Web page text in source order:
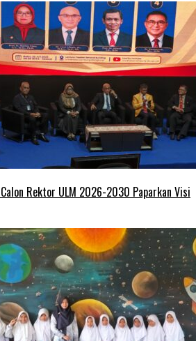
Rektor ULM 2026-2030 Paparkan Visi